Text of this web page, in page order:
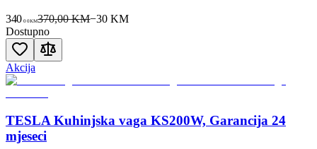
340 00KM370,00 KM−30 KM
Dostupno
Akcija
TESLA Kuhinjska vaga KS200W, Garancija 24
mjeseci